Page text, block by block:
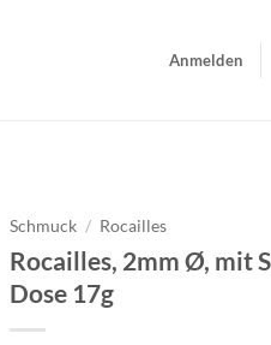
Anmelden
Schmuck / Rocailles
Rocailles, 2mm Ø, mit
Dose 17g